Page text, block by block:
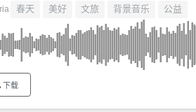
春天 美好 文旅 背景音乐 公益
下载